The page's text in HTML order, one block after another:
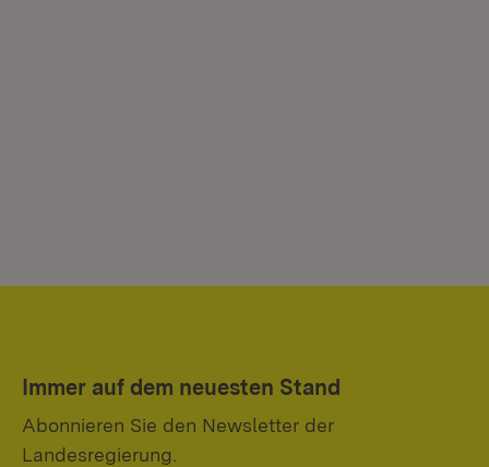
Immer auf dem neuesten Stand
Abonnieren Sie den Newsletter der
Landesregierung.